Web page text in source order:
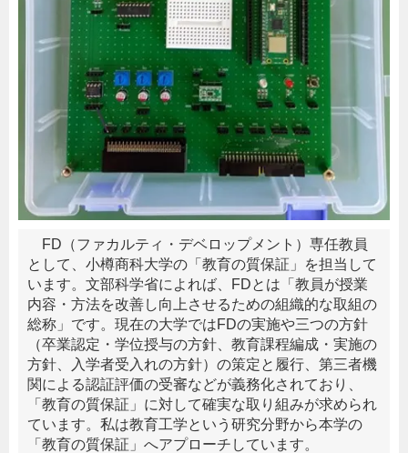
FD（ファカルティ・デベロップメント）専任教員
として、小樽商科大学の「教育の質保証」を担当して
います。文部科学省によれば、FDとは「教員が授業
内容・方法を改善し向上させるための組織的な取組の
総称」です。現在の大学ではFDの実施や三つの方針
（卒業認定・学位授与の方針、教育課程編成・実施の
方針、入学者受入れの方針）の策定と履行、第三者機
関による認証評価の受審などが義務化されており、
「教育の質保証」に対して確実な取り組みが求められ
ています。私は教育工学という研究分野から本学の
「教育の質保証」へアプローチしています。